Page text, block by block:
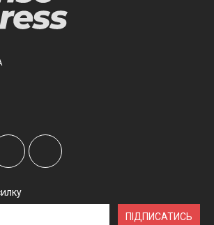
ПІДПИСАТИСЬ